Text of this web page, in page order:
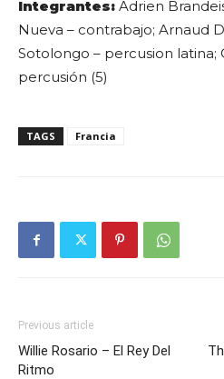
Integrantes: Adrien
Nueva – contrabajo; Arnaud
Sotolongo – percusion latina;
percusión (5)
TAGS Francia
Previous article
Willie Rosario – El Rey Del
Ritmo